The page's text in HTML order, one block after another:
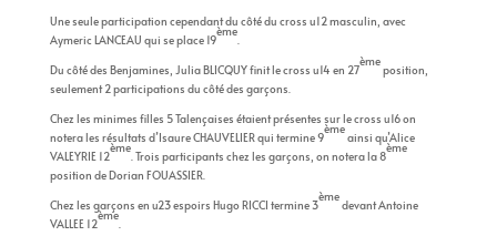
Une seule participation cependant du côté du cross u12 masculin, avec
Aymeric LANCEAU qui se place 19
ème
.
Du côté des Benjamines, Julia BLICQUY finit le cross u14 en 27
ème
position,
seulement 2 participations du côté des garçons.
Chez les minimes filles 5 Talençaises étaient présentes sur le cross u16 on
notera les résultats d’Isaure CHAUVELIER qui termine 9
ème
ainsi qu’Alice
VALEYRIE 12
ème
. Trois participants chez les garçons, on notera la 8
ème
position de Dorian FOUASSIER.
Chez les garçons en u23 espoirs Hugo RICCI termine 3
ème
devant Antoine
VALLEE 12
ème
.